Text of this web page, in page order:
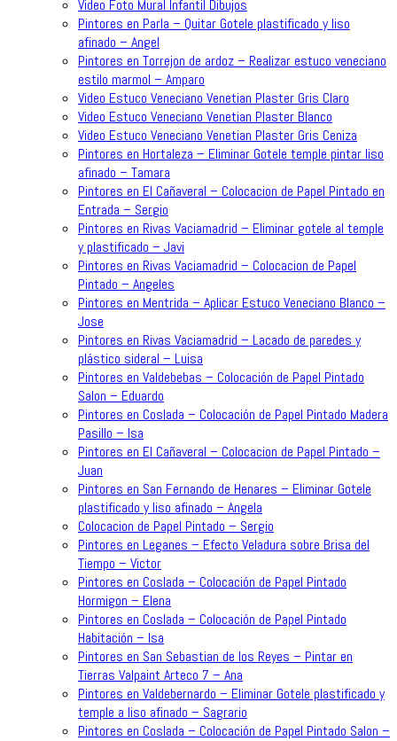
Video Foto Mural Infantil Dibujos
Pintores en Parla – Quitar Gotele plastificado y liso
afinado – Angel
Pintores en Torrejon de ardoz – Realizar estuco veneciano
estilo marmol – Amparo
Video Estuco Veneciano Venetian Plaster Gris Claro
Video Estuco Veneciano Venetian Plaster Blanco
Video Estuco Veneciano Venetian Plaster Gris Ceniza
Pintores en Hortaleza – Eliminar Gotele temple pintar liso
afinado – Tamara
Pintores en El Cañaveral – Colocacion de Papel Pintado en
Entrada – Sergio
Pintores en Rivas Vaciamadrid – Eliminar gotele al temple
y plastificado – Javi
Pintores en Rivas Vaciamadrid – Colocacion de Papel
Pintado – Angeles
Pintores en Mentrida – Aplicar Estuco Veneciano Blanco –
Jose
Pintores en Rivas Vaciamadrid – Lacado de paredes y
plástico sideral – Luisa
Pintores en Valdebebas – Colocación de Papel Pintado
Salon – Eduardo
Pintores en Coslada – Colocación de Papel Pintado Madera
Pasillo – Isa
Pintores en El Cañaveral – Colocacion de Papel Pintado –
Juan
Pintores en San Fernando de Henares – Eliminar Gotele
plastificado y liso afinado – Angela
Colocacion de Papel Pintado – Sergio
Pintores en Leganes – Efecto Veladura sobre Brisa del
Tiempo – Victor
Pintores en Coslada – Colocación de Papel Pintado
Hormigon – Elena
Pintores en Coslada – Colocación de Papel Pintado
Habitación – Isa
Pintores en San Sebastian de los Reyes – Pintar en
Tierras Valpaint Arteco 7 – Ana
Pintores en Valdebernardo – Eliminar Gotele plastificado y
temple a liso afinado – Sagrario
Pintores en Coslada – Colocación de Papel Pintado Salon –